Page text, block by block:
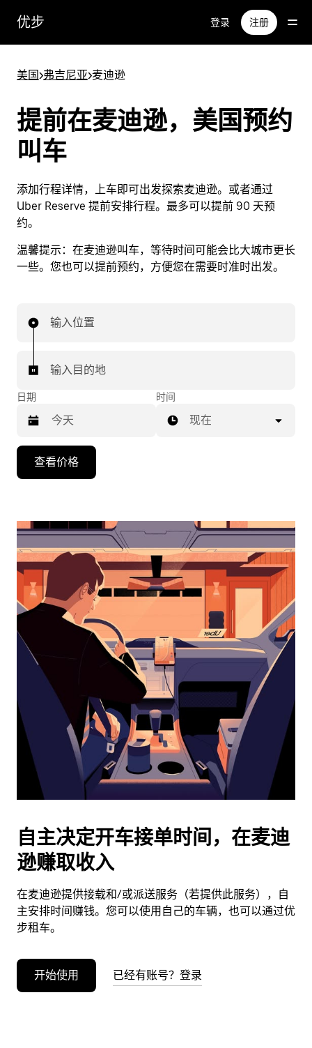
优步 登录 注册
美国>弗吉尼亚>麦迪逊
提前在麦迪逊，美国预约
叫车
添加行程详情，上车即可出发探索麦迪逊。或者通过
Uber Reserve 提前安排行程。最多可以提前 90 天预
约。
温馨提示： 在麦迪逊叫车，等待时间可能会比大城市更长
一些。您也可以提前预约，方便您在需要时准时出发。
输入位置
输入目的地
日期
向
头
浏
日
并
期。
按
退
闭
日
历。
时间
现在
查看价格
自主决定开车接单时间，在麦迪
逊赚取收入
在麦迪逊提供接载和/或派送服务（若提供此服务），自
主安排时间赚钱。您可以使用自己的车辆，也可以通过优
步租车。
开始使用 已经有账号？登录